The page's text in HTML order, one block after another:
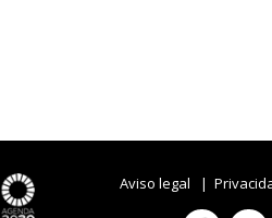
Aviso legal |